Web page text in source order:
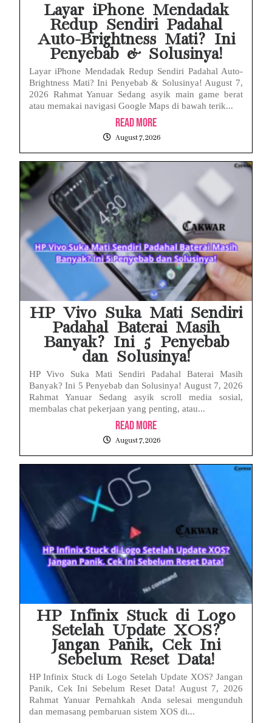
Layar iPhone Mendadak
Redup Sendiri Padahal
Auto-Brightness Mati? Ini
Penyebab & Solusinya!
Layar iPhone Mendadak Redup Sendiri Padahal Auto-
Brightness Mati? Ini Penyebab & Solusinya! August 7,
2026 Rahmat Yanuar Sedang asyik main game berat
atau memakai navigasi Google Maps di bawah terik...
Read More
August 7, 2026
HP Vivo Suka Mati Sendiri
Padahal Baterai Masih
Banyak? Ini 5 Penyebab
dan Solusinya!
HP Vivo Suka Mati Sendiri Padahal Baterai Masih
Banyak? Ini 5 Penyebab dan Solusinya! August 7, 2026
Rahmat Yanuar Sedang asyik scroll media sosial,
membalas chat pekerjaan yang penting, atau...
Read More
August 7, 2026
HP Infinix Stuck di Logo
Setelah Update XOS?
Jangan Panik, Cek Ini
Sebelum Reset Data!
HP Infinix Stuck di Logo Setelah Update XOS? Jangan
Panik, Cek Ini Sebelum Reset Data! August 7, 2026
Rahmat Yanuar Pernahkah Anda selesai mengunduh
dan memasang pembaruan sistem XOS di...